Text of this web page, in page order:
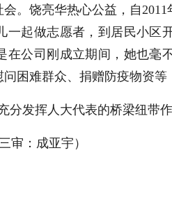
。饶亮华热心公益，自
一起做志愿者，到居民小区
在公司刚成立期间，她也毫
困难群众、捐赠防疫物资等
分发挥人大代表的桥梁纽带
审：成亚宇）